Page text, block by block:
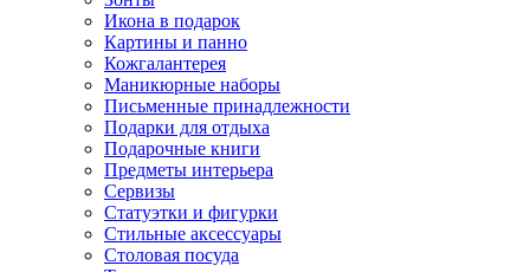
Икона в подарок
Картины и панно
Кожгалантерея
Маникюрные наборы
Письменные принадлежности
Подарки для отдыха
Подарочные книги
Предметы интерьера
Сервизы
Статуэтки и фигурки
Стильные аксессуары
Столовая посуда